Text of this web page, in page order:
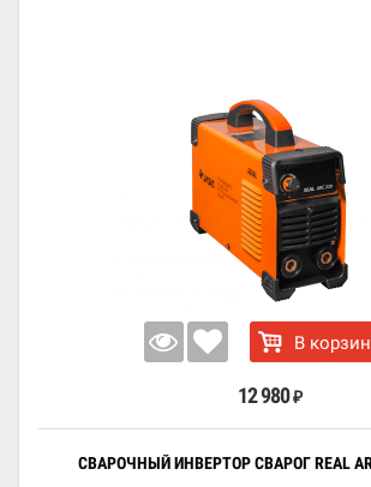
В
12 980 ₽
СВАРОЧНЫЙ ИНВЕРТОР СВАРОГ REAL